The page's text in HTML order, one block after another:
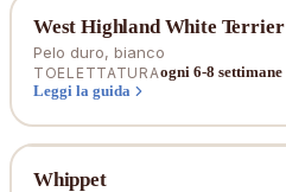
West Highland White Terrier
Pelo duro, bianco
TOELETTATURAogni 6-8 settimane
Leggi la guida
Whippet